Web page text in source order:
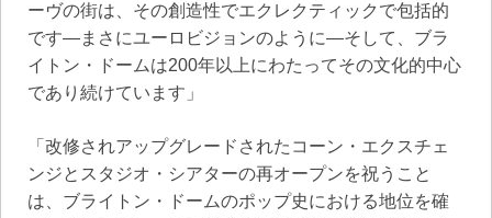
ーヴの街は、その創造性でエクレクティックで包括的
です—まさにユーロビジョンのように—そして、ブラ
イトン・ドームは200年以上にわたってその文化的中心
であり続けています」
「改修されアップグレードされたコーン・エクスチェ
ンジとスタジオ・シアターの再オープンを祝うこと
は、ブライトン・ドームのポップ史における地位を確